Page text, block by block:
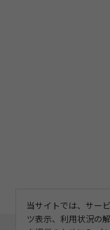
当サイトでは、サー
ツ表示、利用状況の